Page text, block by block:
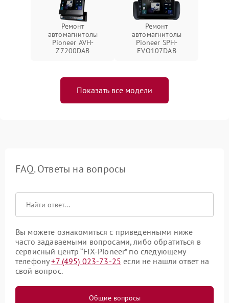
Ремонт
автомагнитолы
Pioneer AVH-
Z7200DAB
Ремонт
автомагнитолы
Pioneer SPH-
EVO107DAB
Показать все модели
FAQ. Ответы на вопросы
Вы можете ознакомиться с приведенными ниже
часто задаваемыми вопросами, либо обратиться в
сервисный центр “FIX-Pioneer” по следующему
телефону+7 (495) 023-73-25 если не нашли ответ на
свой вопрос.
Общие вопросы